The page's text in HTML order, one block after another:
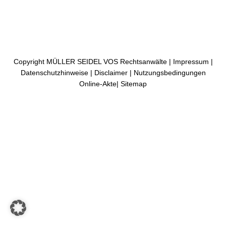
Copyright MÜLLER SEIDEL VOS Rechtsanwälte | Impressum |
Datenschutzhinweise| Disclaimer| Nutzungsbedingungen
Online-Akte| Sitemap